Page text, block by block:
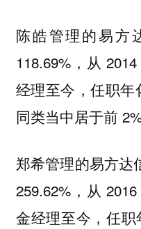
陈皓管理的易方
118.69%，从
经理至今，任职年
同类当中居于前
郑希管理的易方达
259.62%，从
金经理至今，任